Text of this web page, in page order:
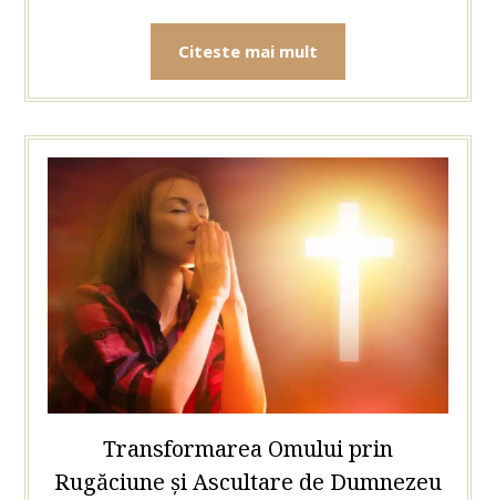
Citeste mai mult
Transformarea Omului prin
Rugăciune și Ascultare de Dumnezeu